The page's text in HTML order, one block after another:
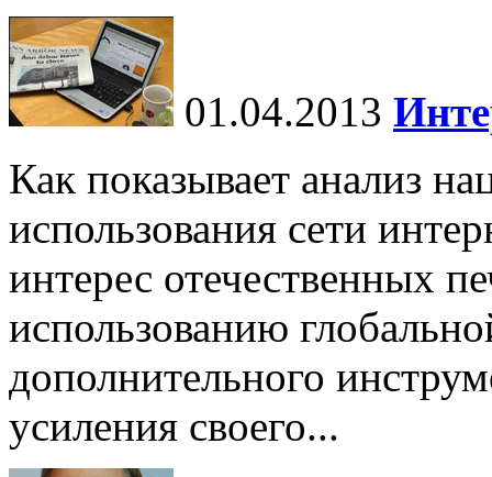
01.04.2013
Как показывает анализ
использования сети
интерес отечественных
использованию
дополнительного
усиления своего...